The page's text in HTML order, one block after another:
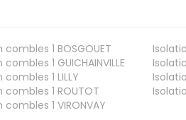
combles 1 BOSGOUET
combles 1 GUICHAINVILLE
combles 1 LILLY
combles 1 ROUTOT
combles 1 VIRONVAY